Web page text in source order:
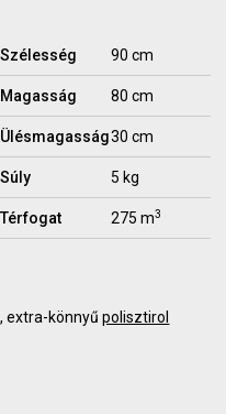
Szélesség 90 cm
Magasság 80 cm
Ülésmagasság30 cm
Súly 5 kg
Térfogat 275 m3
extra-könnyűpolisztirol